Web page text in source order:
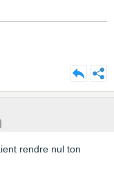
rendre nul ton